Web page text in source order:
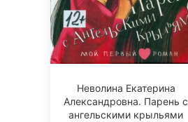
Неволина Екатерина
Александровна. Парень с
ангельскими крыльями